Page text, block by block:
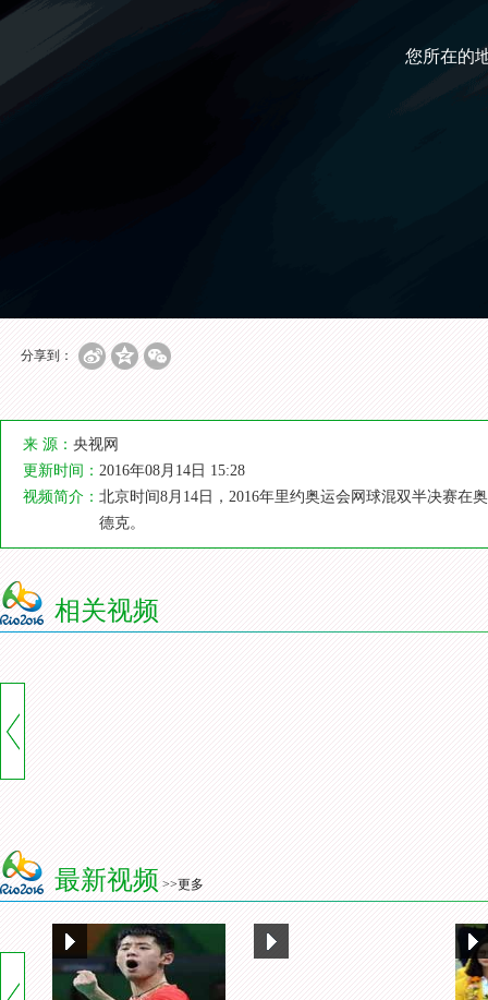
您所在的
分享到：
来 源： 央视网
更新时间： 2016年08月14日 15:28
视频简介： 北京时间8月14日，2016年里约奥运会网球混双半决赛在
德克。
相关视频
最新视频 >>更多